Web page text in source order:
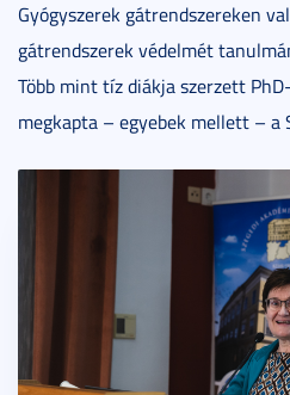
Gyógyszerek gátrendszereken
gátrendszerek védelmét
Több mint tíz diákja szerzett
megkapta – egyebek mellett –